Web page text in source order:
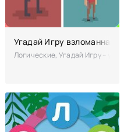
взломанная (Mod:
– увлекательное
Угадай Игру взломанная
Логические, Угадай Игру –